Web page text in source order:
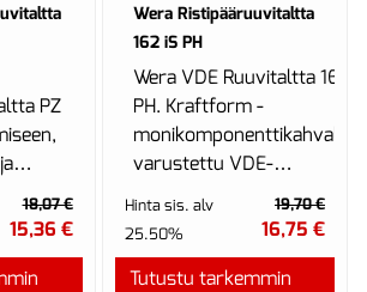
PZ
18,07 €
15,36 €
Wera Ristipääruuvitaltta
162 iS PH
Wera VDE Ruuvitaltta 162
PH. Kraftform -
monikomponenttikahvalla
varustettu VDE-
ruuvitaltta nopeaan ja
miellyttävään työs...
Hinta sis. alv
25.50%
19,70 €
16,75 €
Tutustu tarkemmin